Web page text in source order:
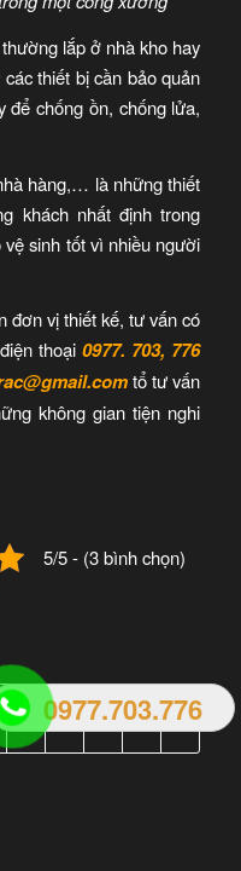
0977.703.776
lắp ở nhà kho hay
thiết bị cần bảo quản
để chống ồn, chống lửa,
hàng,… là những thiết
khách nhất định trong
sinh tốt vì nhiều người
đơn vị thiết kế, tư vấn có
thoại0977. 703, 776
tổ tư vấn
không gian tiện nghi
5/5 - (3 bình chọn)